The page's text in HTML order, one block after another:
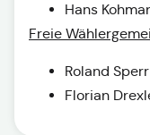
Hans
Freie
Roland Sperr
Florian